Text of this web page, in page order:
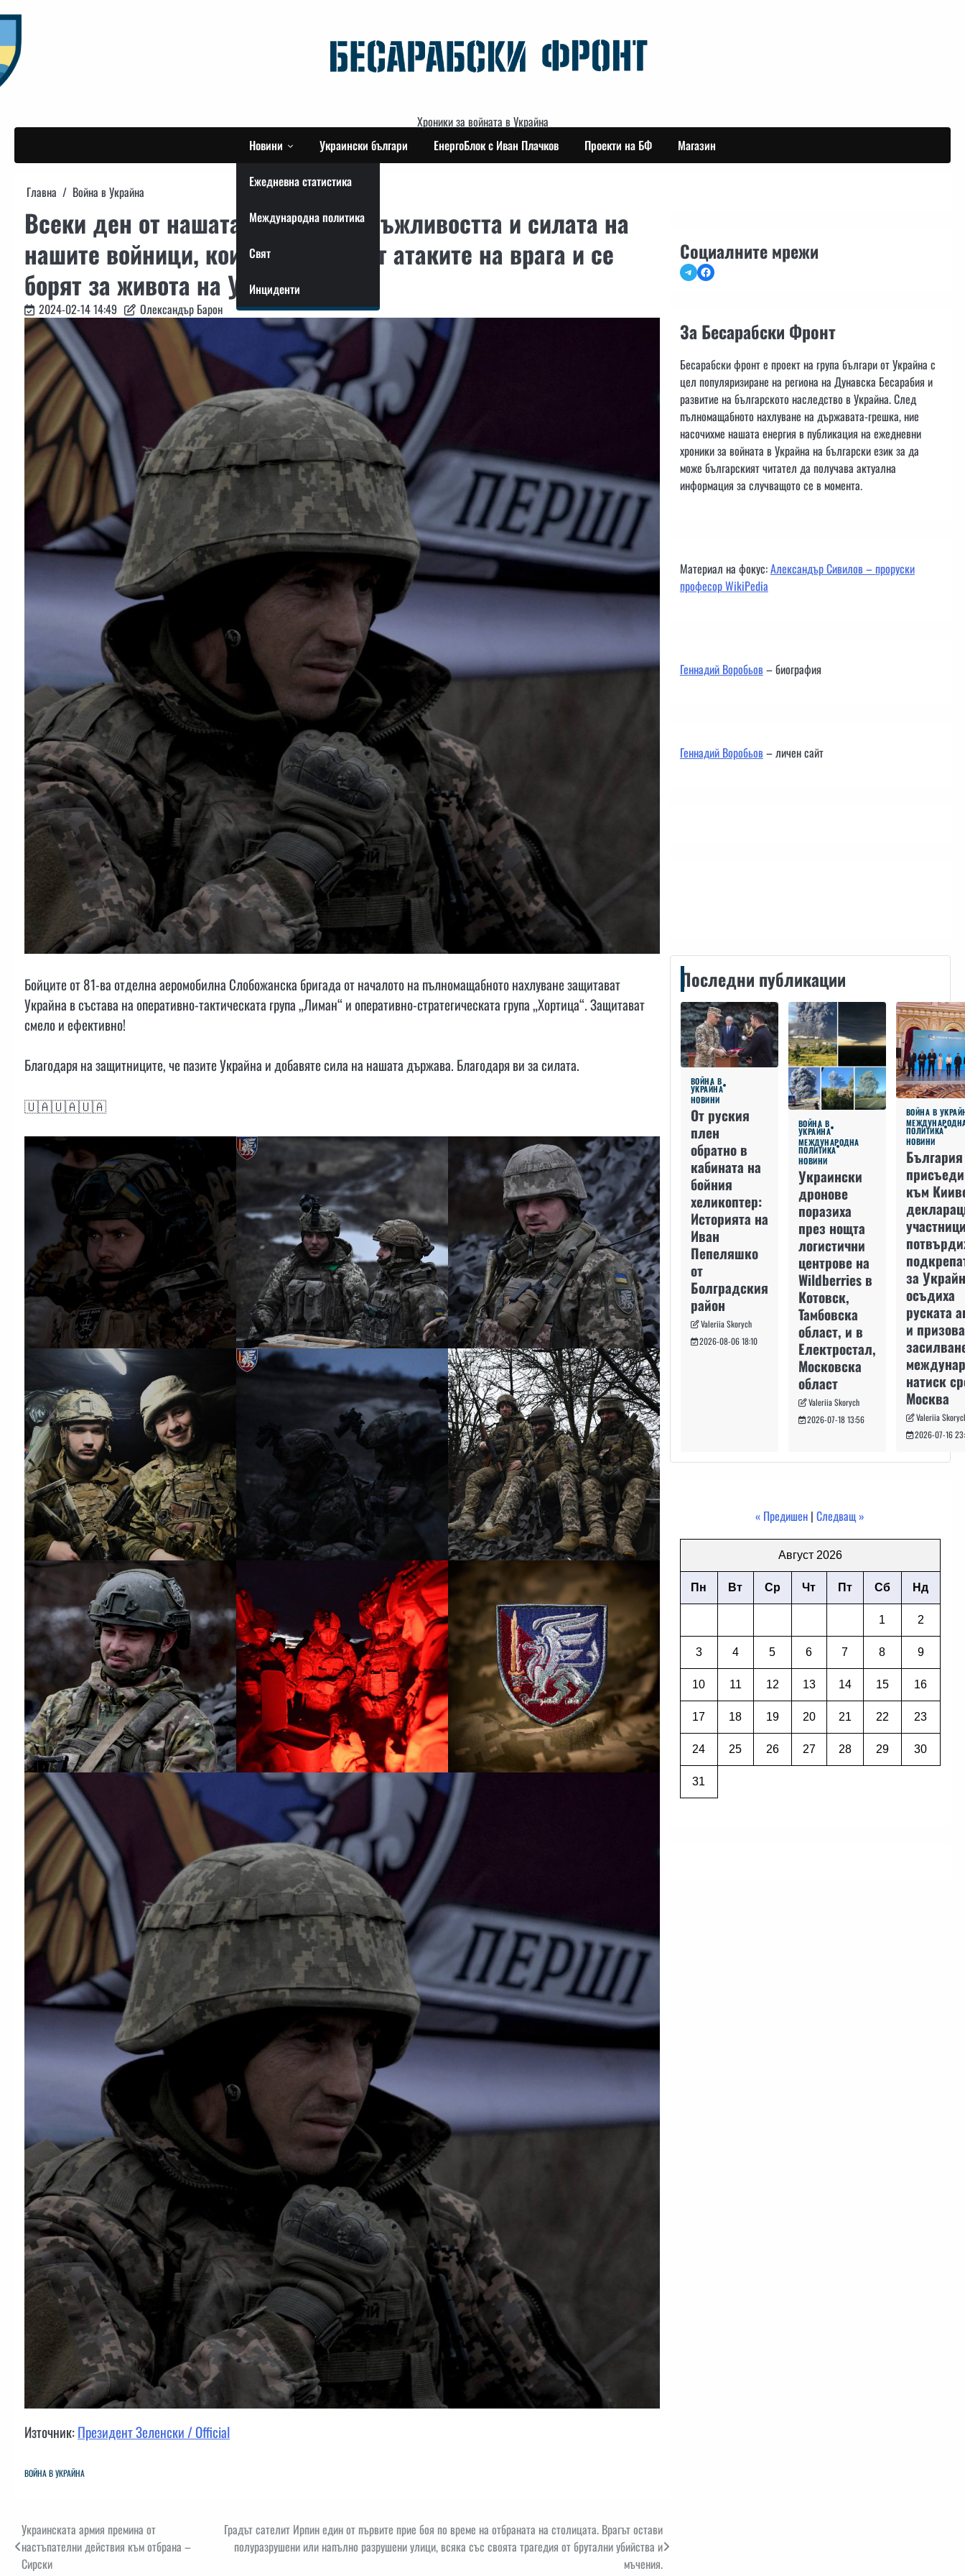
to
content
Хроники за войната в Украйна
Новини
Ежедневна статистика
Международна политика
Свят
Инциденти
Украински българи ЕнергоБлок с Иван Плачков Проекти на БФ Магазин
Главна Война в Украйна
Всеки ден от нашата борба е издръжливостта и силата на
нашите войници, които отблъскват атаките на врага и се
борят за живота на Украйна.
2024-02-14 14:49 Олександър Барон
Бойците от 81-ва отделна аеромобилна Слобожанска бригада от началото на пълномащабното нахлуване защитават
Украйна в състава на оперативно-тактическата група „Лиман“ и оперативно-стратегическата група „Хортица“. Защитават
смело и ефективно!
Благодаря на защитниците, че пазите Украйна и добавяте сила на нашата държава. Благодаря ви за силата.
🇺🇦🇺🇦🇺🇦
Източник:Президент Зеленски / Official
ВОЙНА В УКРАЙНА
Навигация
Украинската армия премина от
настъпателни действия към отбрана –
Сирски
Градът сателит Ирпин един от първите прие боя по време на отбраната на столицата. Врагът остави
полуразрушени или напълно разрушени улици, всяка със своята трагедия от брутални убийства и
мъчения.
Социалните мрежи
TelegramFacebook
За Бесарабски Фронт
Бесарабски фронт е проект на група българи от Украйна с
цел популяризиране на региона на Дунавска Бесарабия и
развитие на българското наследство в Украйна. След
пълномащабното нахлуване на държавата-грешка, ние
насочихме нашата енергия в публикация на ежедневни
хроники за войната в Украйна на български език за да
може българският читател да получава актуална
информация за случващото се в момента.
Материал на фокус:Александър Сивилов – проруски
професор WikiPedia
Геннадий Воробьов– биография
Геннадий Воробьов– личен сайт
Последни публикации
ВОЙНА В
УКРАЙНА
НОВИНИ
От руския
плен
обратно в
кабината на
бойния
хеликоптер:
Историята на
Иван
Пепеляшко
от
Болградския
район
Valeriia Skorych
2026-08-06 18:10
ВОЙНА В
УКРАЙНА
МЕЖДУНАРОДНА
ПОЛИТИКА
НОВИНИ
Украински
дронове
поразиха
през нощта
логистични
центрове на
Wildberries в
Котовск,
Тамбовска
област, и в
Електростал,
Московска
област
Valeriia Skorych
2026-07-18 13:56
ВОЙНА В
ПОЛИТИКА
НОВИНИ
към
за
осъдиха
руската
и
натиск
Москва
Valeriia
2026-07-16
« Предишен |Следващ »
Август 2026
Пн Вт Ср Чт Пт Сб Нд
1 2
3 4 5 6 7 8 9
10 11 12 13 14 15 16
17 18 19 20 21 22 23
24 25 26 27 28 29 30
31